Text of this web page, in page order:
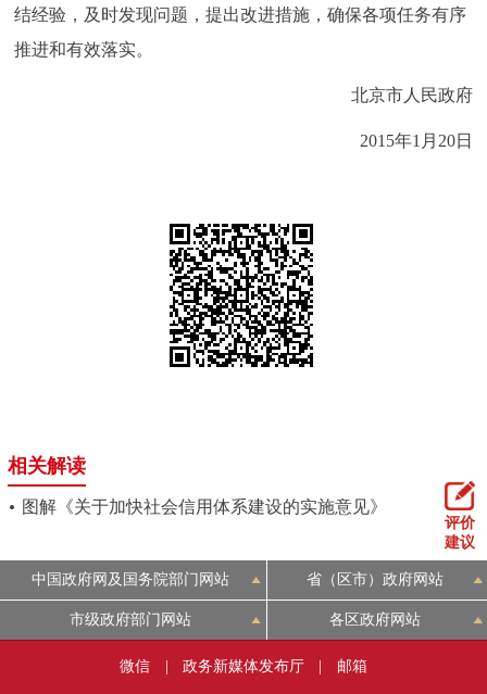
结经验，及时发现问题，提出改进措施，确保各项任务有序
推进和有效落实。
北京市人民政府
2015年1月20日
相关解读
图解《关于加快社会信用体系建设的实施意见》
评价
建议
中国政府网及国务院部门网站 省（区市）政府网站
市级政府部门网站 各区政府网站
微信 政务新媒体发布厅 邮箱